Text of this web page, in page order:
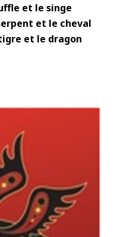
et le singe
et le cheval
et le dragon